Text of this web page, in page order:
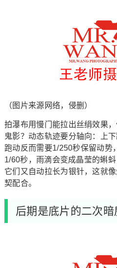
（图片来源网络，侵删）
拍瀑布用慢门能拉出丝绢效果
鬼影？动态轨迹要分轴向：上
跑动反而需要1/250秒保留动势
1/60秒，雨滴会变成晶莹的蝌
它们又自动拉长为银针，这就
契配合。
后期是底片的二次暗